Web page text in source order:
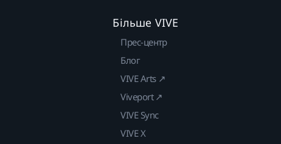
Більше VIVE
Прес-центр
Блог
VIVE Arts ↗
Viveport ↗
VIVE Sync
VIVE X